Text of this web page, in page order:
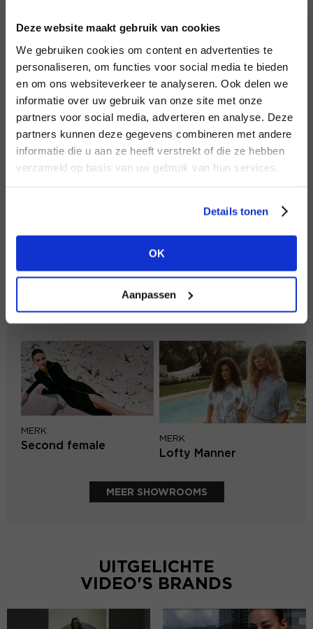
Deze website maakt gebruik van cookies
We gebruiken cookies om content en advertenties te
personaliseren, om functies voor social media te bieden
en om ons websiteverkeer te analyseren. Ook delen we
informatie over uw gebruik van onze site met onze
partners voor social media, adverteren en analyse. Deze
partners kunnen deze gegevens combineren met andere
informatie die u aan ze heeft verstrekt of die ze hebben
verzameld op basis van uw gebruik van hun services.
Details tonen
OK
Aanpassen
INLOGGEN
Wachtwoord
INLOGGEN
NOG GEEN ACCOUNT?
HEB JE NOG GEEN
ACCOUNT?
aan of bekijk de andere mogelijkheden.
BEKIJK ALLE OPTIES
MERK
Aimée the Label
Harper & Yve
MERK
MERK
Circle of Trust
MERK
Second female
MERK
Lofty Manner
MEER SHOWROOMS
UITGELICHTE
VIDEO'S BRANDS